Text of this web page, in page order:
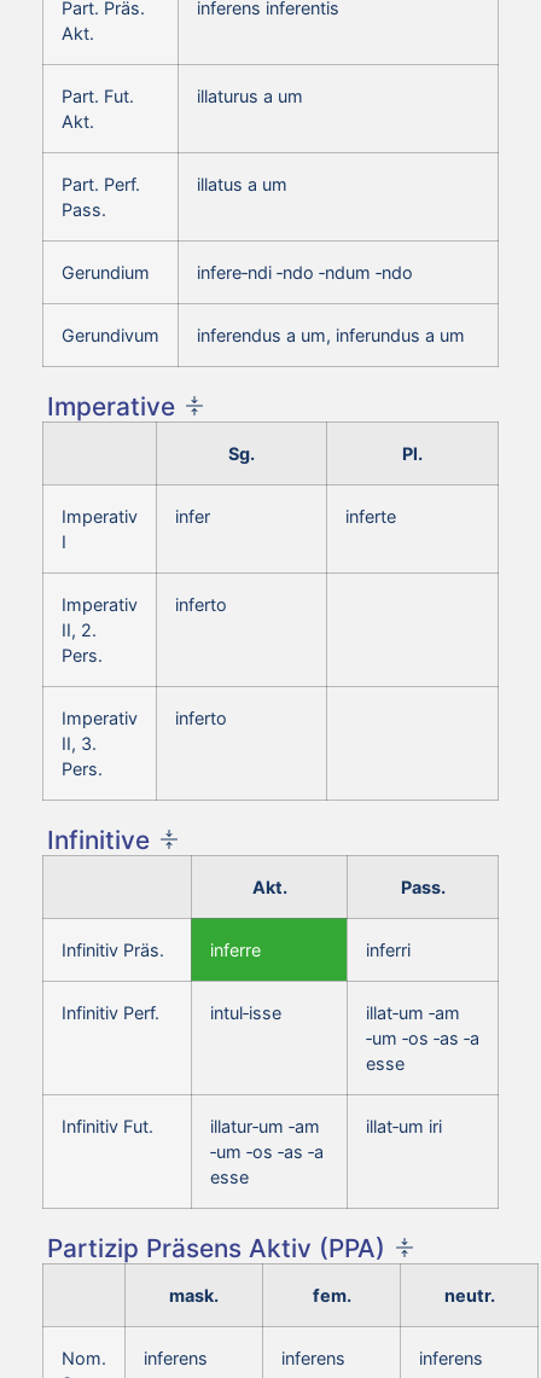
Part. Präs.
Akt.
inferens inferentis
Part. Fut.
Akt.
illaturus a um
Part. Perf.
Pass.
illatus a um
Gerundium infere‑ndi ‑ndo ‑ndum ‑ndo
Gerundivum inferendus a um, inferundus a um
Imperative
Sg. Pl.
Imperativ
I
infer inferte
Imperativ
II, 2.
Pers.
inferto
Imperativ
II, 3.
Pers.
inferto
Infinitive
Akt. Pass.
Infinitiv Präs. inferre inferri
Infinitiv Perf. intul‑isse
illat‑um ‑am
‑um ‑os ‑as ‑a
esse
Infinitiv Fut.
illatur‑um ‑am
‑um ‑os ‑as ‑a
esse
illat‑um iri
Partizip Präsens Aktiv (PPA)
mask. fem. neutr.
Nom.
inferens inferens inferens